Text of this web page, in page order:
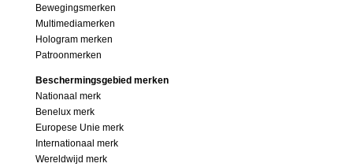
Bewegingsmerken
Multimediamerken
Hologram merken
Patroonmerken
Beschermingsgebied merken
Nationaal merk
Benelux merk
Europese Unie merk
Internationaal merk
Wereldwijd merk